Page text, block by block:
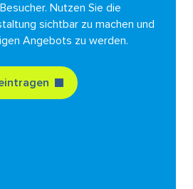
Nutzen Sie die
sichtbar zu machen und
Angebots zu werden.